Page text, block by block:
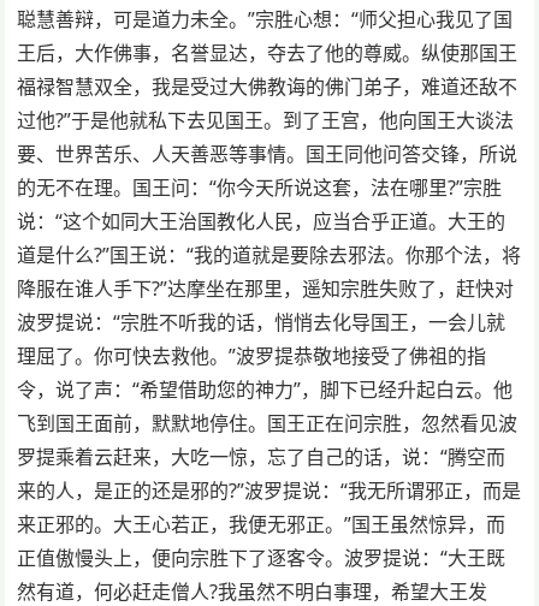
聪慧善辩，可是道力未全。”宗胜心想：“师父担心我见了国
王后，大作佛事，名誉显达，夺去了他的尊威。纵使那国王
福禄智慧双全，我是受过大佛教诲的佛门弟子，难道还敌不
过他?”于是他就私下去见国王。到了王宫，他向国王大谈法
要、世界苦乐、人天善恶等事情。国王同他问答交锋，所说
的无不在理。国王问：“你今天所说这套，法在哪里?”宗胜
说：“这个如同大王治国教化人民，应当合乎正道。大王的
道是什么?”国王说：“我的道就是要除去邪法。你那个法，将
降服在谁人手下?”达摩坐在那里，遥知宗胜失败了，赶快对
波罗提说：“宗胜不听我的话，悄悄去化导国王，一会儿就
理屈了。你可快去救他。”波罗提恭敬地接受了佛祖的指
令，说了声：“希望借助您的神力”，脚下已经升起白云。他
飞到国王面前，默默地停住。国王正在问宗胜，忽然看见波
罗提乘着云赶来，大吃一惊，忘了自己的话，说：“腾空而
来的人，是正的还是邪的?”波罗提说：“我无所谓邪正，而是
来正邪的。大王心若正，我便无邪正。”国王虽然惊异，而
正值傲慢头上，便向宗胜下了逐客令。波罗提说：“大王既
然有道，何必赶走僧人?我虽然不明白事理，希望大王发